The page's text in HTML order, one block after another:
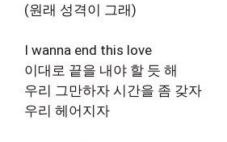
(원래 성격이 그래)
I wanna end this love
이대로 끝을 내야 할 듯 해
우리 그만하자 시간을 좀 갖자
우리 헤어지자